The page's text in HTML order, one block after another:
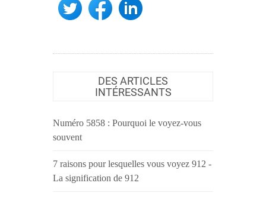
DES ARTICLES
INTÉRESSANTS
Numéro 5858 : Pourquoi le voyez-vous
souvent
7 raisons pour lesquelles vous voyez 912 -
La signification de 912